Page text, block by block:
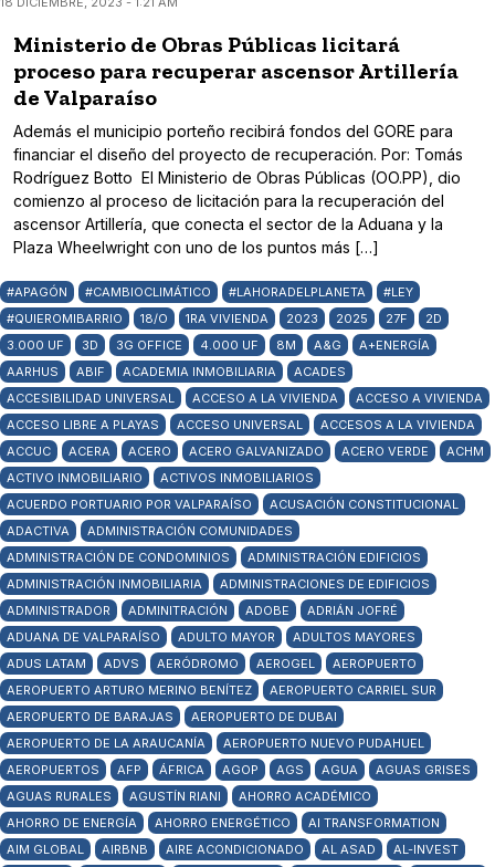
Ministerio de Obras Públicas licitará
proceso para recuperar ascensor Artillería
de Valparaíso
Además el municipio porteño recibirá fondos del GORE para
financiar el diseño del proyecto de recuperación. Por: Tomás
Rodríguez Botto El Ministerio de Obras Públicas (OO.PP), dio
comienzo al proceso de licitación para la recuperación del
ascensor Artillería, que conecta el sector de la Aduana y la
Plaza Wheelwright con uno de los puntos más […]
#APAGÓN #CAMBIOCLIMÁTICO #LAHORADELPLANETA
#LEY
#QUIEROMIBARRIO
18/O 1RA VIVIENDA 2023 2025 27F
2D
3.000 UF
3D 3G OFFICE 4.000 UF 8M A&G
A+ENERGÍA
AARHUS
ABIF ACADEMIA INMOBILIARIA
ACADES
ACCESIBILIDAD UNIVERSAL
ACCESO A LA VIVIENDA
ACCESO A VIVIENDA
ACCESO LIBRE A PLAYAS
ACCESO UNIVERSAL
ACCESOS A LA VIVIENDA
ACCUC
ACERA ACERO ACERO GALVANIZADO ACERO VERDE
ACHM
ACTIVO INMOBILIARIO
ACTIVOS INMOBILIARIOS
ACUERDO PORTUARIO POR VALPARAÍSO
ACUSACIÓN CONSTITUCIONAL
ADACTIVA
ADMINISTRACIÓN COMUNIDADES
ADMINISTRACIÓN DE CONDOMINIOS
ADMINISTRACIÓN EDIFICIOS
ADMINISTRACIÓN INMOBILIARIA
ADMINISTRACIONES DE EDIFICIOS
ADMINISTRADOR
ADMINITRACIÓN ADOBE
ADRIÁN JOFRÉ
ADUANA DE VALPARAÍSO
ADULTO MAYOR
ADULTOS MAYORES
ADUS LATAM
ADVS AERÓDROMO AEROGEL
AEROPUERTO
AEROPUERTO ARTURO MERINO BENÍTEZ
AEROPUERTO CARRIEL SUR
AEROPUERTO DE BARAJAS
AEROPUERTO DE DUBAI
AEROPUERTO DE LA ARAUCANÍA
AEROPUERTO NUEVO PUDAHUEL
AEROPUERTOS
AFP ÁFRICA AGOP AGS AGUA
AGUAS GRISES
AGUAS RURALES
AGUSTÍN RIANI
AHORRO ACADÉMICO
AHORRO DE ENERGÍA
AHORRO ENERGÉTICO
AI TRANSFORMATION
AIM GLOBAL
AIRBNB AIRE ACONDICIONADO AL ASAD
AL-INVEST